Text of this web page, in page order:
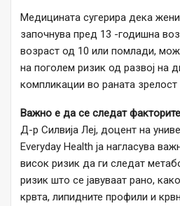
Медицината сугерира дека
започнува пред 13 -годишна
возраст од 10 или помлади,
на поголем ризик од развој на
компликации во раната зрелост
Важно е да се следат
Д-р Силвија Леј, доцент на
Everyday Health ја нагласува
висок ризик да ги следат
ризик што се јавуваат рано,
крвта, липидните профили и